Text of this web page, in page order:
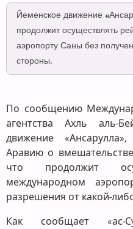
Йеменское движение
продолжит осуществлять
аэропорту Саны без
стороны.
По сообщению
агентства Ахль аль-
движение
Аравию о
что продолжит
международном
разрешения от какой-
Как сообщает «ас-